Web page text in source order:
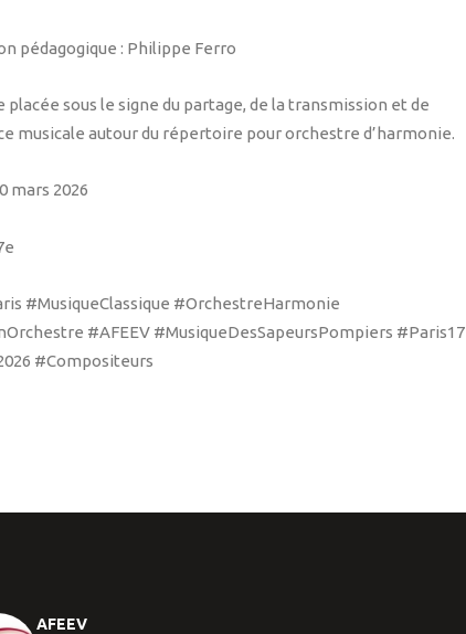
pédagogique : Philippe Ferro
placée sous le signe du partage, de la transmission et de
musicale autour du répertoire pour orchestre d’harmonie.
mars 2026
#MusiqueClassique #OrchestreHarmonie
#AFEEV #MusiqueDesSapeursPompiers #Paris17
#Compositeurs
AFEEV